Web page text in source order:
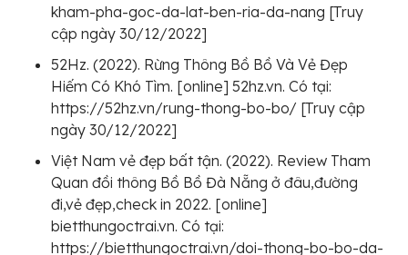
kham-pha-goc-da-lat-ben-ria-da-nang [Truy
cập ngày 30/12/2022]
52Hz. (2022). Rừng Thông Bồ Bồ Và Vẻ Đẹp
Hiếm Có Khó Tìm. [online] 52hz.vn. Có tại:
https://52hz.vn/rung-thong-bo-bo/ [Truy cập
ngày 30/12/2022]
Việt Nam vẻ đẹp bất tận. (2022). Review Tham
Quan đồi thông Bồ Bồ Đà Nẵng ở đâu,đường
đi,vẻ đẹp,check in 2022. [online]
bietthungoctrai.vn. Có tại:
https://bietthungoctrai.vn/doi-thong-bo-bo-da-